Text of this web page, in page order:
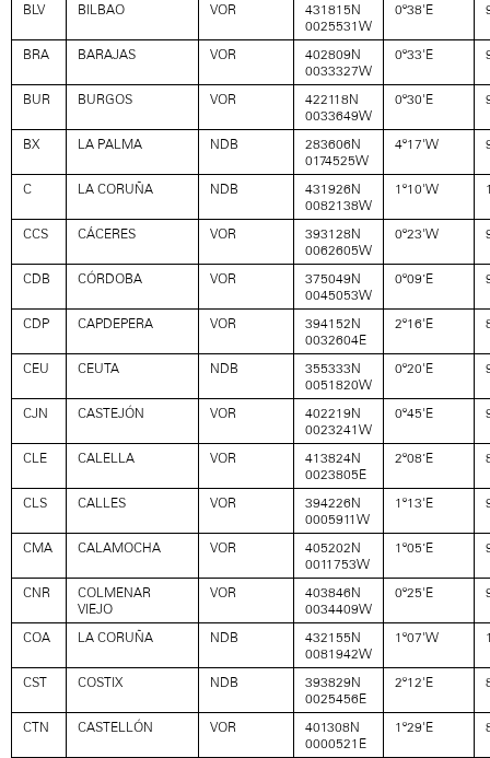
BLV BILBAO VOR
431815N
0025531W
0º38'E
BRA BARAJAS VOR
402809N
0033327W
0º33'E
BUR BURGOS VOR
422118N
0033649W
0º30'E
BX LA PALMA NDB
283606N
0174525W
4º17'W
C LA CORUÑA NDB
431926N
0082138W
1º10'W
CCS CÁCERES VOR
393128N
0062605W
0º23'W
CDB CÓRDOBA VOR
375049N
0045053W
0º09’E
CDP CAPDEPERA VOR
394152N
0032604E
2º16'E
CEU CEUTA NDB
355333N
0051820W
0º20'E
CJN CASTEJÓN VOR
402219N
0023241W
0º45'E
CLE CALELLA VOR
413824N
0023805E
2º08’E
CLS CALLES VOR
394226N
0005911W
1º13'E
CMA CALAMOCHA VOR
405202N
0011753W
1º05’E
CNR
COLMENAR
VIEJO
VOR
403846N
0034409W
0º25'E
COA LA CORUÑA NDB
432155N
0081942W
1º07'W
CST COSTIX NDB
393829N
0025456E
2º12'E
CTN CASTELLÓN VOR
401308N
0000521E
1º29'E